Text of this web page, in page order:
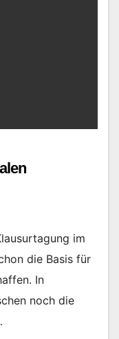
im
die Basis für
In
noch die